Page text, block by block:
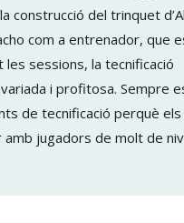
construcció del trinquet
com a entrenador, que
sessions, la tecnificació
i profitosa. Sempre
de tecnificació perquè els
jugadors de molt de